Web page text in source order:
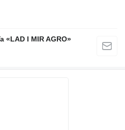
«LAD I MIR AGRO»